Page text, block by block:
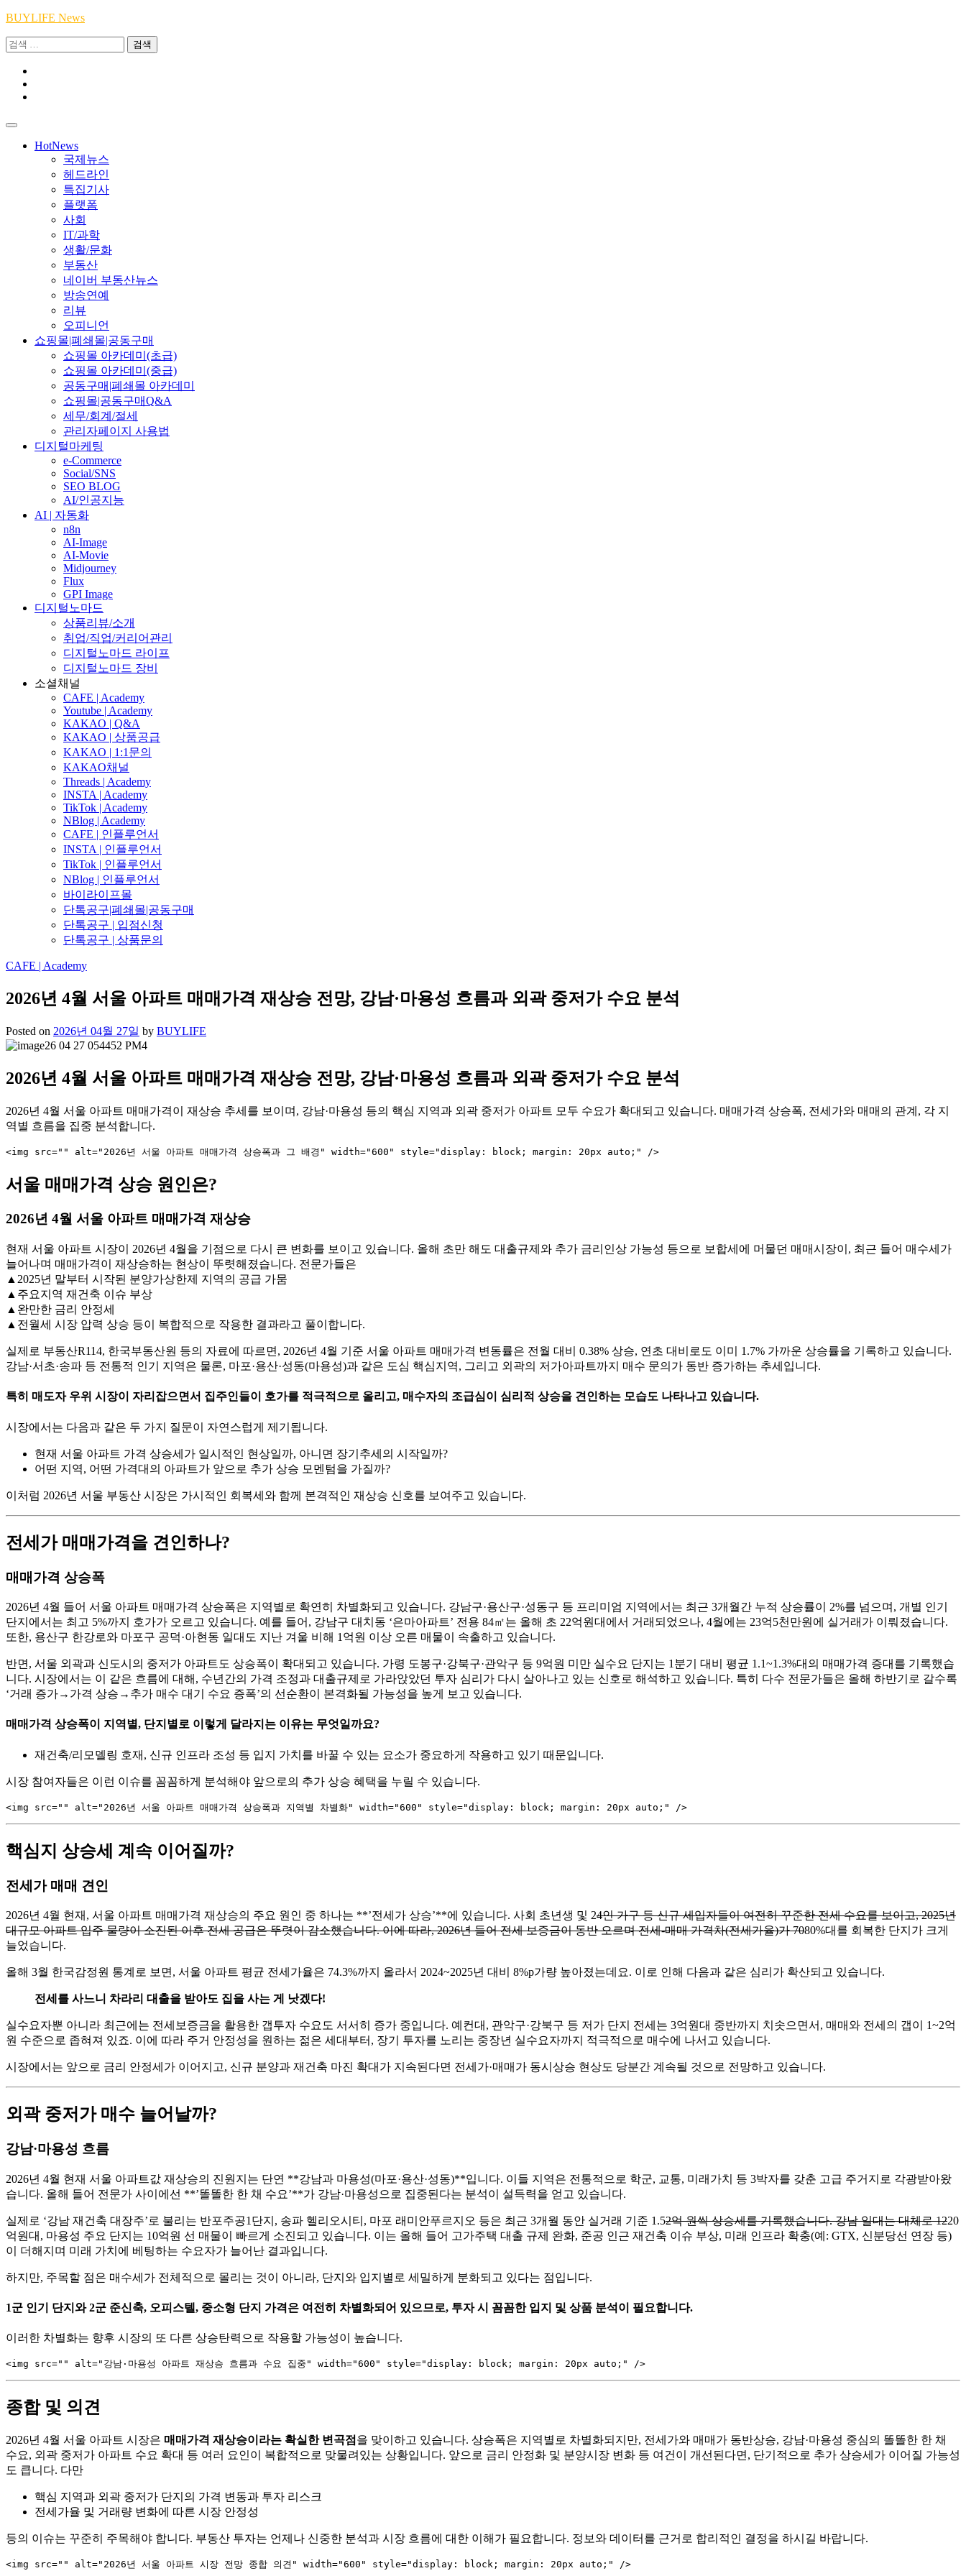
Skip
content
BUYLIFE News
검
HotNews
국제뉴스
헤드라인
특집기사
플랫폼
사회
IT/과학
생활/문화
부동산
네이버 부동산뉴스
방송연예
리뷰
오피니언
쇼핑몰|폐쇄몰|공동구매
쇼핑몰 아카데미(초급)
쇼핑몰 아카데미(중급)
공동구매|폐쇄몰 아카데미
쇼핑몰|공동구매Q&A
세무/회계/절세
관리자페이지 사용법
디지털마케팅
e-Commerce
Social/SNS
SEO BLOG
AI/인공지능
AI | 자동화
n8n
AI-Image
AI-Movie
Midjourney
Flux
GPI Image
디지털노마드
상품리뷰/소개
취업/직업/커리어관리
디지털노마드 라이프
디지털노마드 장비
소셜채널
CAFE | Academy
Youtube | Academy
KAKAO | Q&A
KAKAO | 상품공급
KAKAO | 1:1문의
KAKAO채널
Threads | Academy
INSTA | Academy
TikTok | Academy
NBlog | Academy
CAFE | 인플루언서
INSTA | 인플루언서
TikTok | 인플루언서
NBlog | 인플루언서
바이라이프몰
단톡공구|폐쇄몰|공동구매
단톡공구 | 입점신청
단톡공구 | 상품문의
CAFE | Academy
2026년 4월 서울 아파트 매매가격 재상승 전망, 강남·마용성 흐름과 외곽 중저가 수요 분석
Posted on 2026년 04월 27일 by BUYLIFE
2026년 4월 서울 아파트 매매가격 재상승 전망, 강남·마용성 흐름과 외곽 중저가 수요 분석
2026년 4월 서울 아파트 매매가격이 재상승 추세를 보이며, 강남·마용성 등의 핵심 지역과 외곽 중저가 아파트 모두 수요가 확대되고 있습니다. 매매가격 상승폭, 전세가와 매매의 관계, 각 지
역별 흐름을 집중 분석합니다.
서울 매매가격 상승 원인은?
2026년 4월 서울 아파트 매매가격 재상승
현재 서울 아파트 시장이 2026년 4월을 기점으로 다시 큰 변화를 보이고 있습니다. 올해 초만 해도 대출규제와 추가 금리인상 가능성 등으로 보합세에 머물던 매매시장이, 최근 들어 매수세가
늘어나며 매매가격이 재상승하는 현상이 뚜렷해졌습니다. 전문가들은
▲2025년 말부터 시작된 분양가상한제 지역의 공급 가뭄
▲주요지역 재건축 이슈 부상
▲완만한 금리 안정세
▲전월세 시장 압력 상승 등이 복합적으로 작용한 결과라고 풀이합니다.
실제로 부동산R114, 한국부동산원 등의 자료에 따르면, 2026년 4월 기준 서울 아파트 매매가격 변동률은 전월 대비 0.38% 상승, 연초 대비로도 이미 1.7% 가까운 상승률을 기록하고 있습니다.
강남·서초·송파 등 전통적 인기 지역은 물론, 마포·용산·성동(마용성)과 같은 도심 핵심지역, 그리고 외곽의 저가아파트까지 매수 문의가 동반 증가하는 추세입니다.
특히 매도자 우위 시장이 자리잡으면서 집주인들이 호가를 적극적으로 올리고, 매수자의 조급심이 심리적 상승을 견인하는 모습도 나타나고 있습니다.
시장에서는 다음과 같은 두 가지 질문이 자연스럽게 제기됩니다.
현재 서울 아파트 가격 상승세가 일시적인 현상일까, 아니면 장기추세의 시작일까?
어떤 지역, 어떤 가격대의 아파트가 앞으로 추가 상승 모멘텀을 가질까?
이처럼 2026년 서울 부동산 시장은 가시적인 회복세와 함께 본격적인 재상승 신호를 보여주고 있습니다.
전세가 매매가격을 견인하나?
매매가격 상승폭
2026년 4월 들어 서울 아파트 매매가격 상승폭은 지역별로 확연히 차별화되고 있습니다. 강남구·용산구·성동구 등 프리미엄 지역에서는 최근 3개월간 누적 상승률이 2%를 넘으며, 개별 인기
단지에서는 최고 5%까지 호가가 오르고 있습니다. 예를 들어, 강남구 대치동 ‘은마아파트’ 전용 84㎡는 올해 초 22억원대에서 거래되었으나, 4월에는 23억5천만원에 실거래가 이뤄졌습니다.
또한, 용산구 한강로와 마포구 공덕·아현동 일대도 지난 겨울 비해 1억원 이상 오른 매물이 속출하고 있습니다.
반면, 서울 외곽과 신도시의 중저가 아파트도 상승폭이 확대되고 있습니다. 가령 도봉구·강북구·관악구 등 9억원 미만 실수요 단지는 1분기 대비 평균 1.1~1.3%대의 매매가격 증대를 기록했습
니다. 시장에서는 이 같은 흐름에 대해, 수년간의 가격 조정과 대출규제로 가라앉았던 투자 심리가 다시 살아나고 있는 신호로 해석하고 있습니다. 특히 다수 전문가들은 올해 하반기로 갈수록
‘거래 증가→가격 상승→추가 매수 대기 수요 증폭’의 선순환이 본격화될 가능성을 높게 보고 있습니다.
매매가격 상승폭이 지역별, 단지별로 이렇게 달라지는 이유는 무엇일까요?
재건축/리모델링 호재, 신규 인프라 조성 등 입지 가치를 바꿀 수 있는 요소가 중요하게 작용하고 있기 때문입니다.
시장 참여자들은 이런 이슈를 꼼꼼하게 분석해야 앞으로의 추가 상승 혜택을 누릴 수 있습니다.
핵심지 상승세 계속 이어질까?
전세가 매매 견인
2026년 4월 현재, 서울 아파트 매매가격 재상승의 주요 원인 중 하나는 **’전세가 상승’**에 있습니다. 사회 초년생 및 24인 가구 등 신규 세입자들이 여전히 꾸준한 전세 수요를 보이고, 2025년
대규모 아파트 입주 물량이 소진된 이후 전세 공급은 뚜렷이 감소했습니다. 이에 따라, 2026년 들어 전세 보증금이 동반 오르며 전세-매매 가격차(전세가율)가 7080%대를 회복한 단지가 크게
늘었습니다.
올해 3월 한국감정원 통계로 보면, 서울 아파트 평균 전세가율은 74.3%까지 올라서 2024~2025년 대비 8%p가량 높아졌는데요. 이로 인해 다음과 같은 심리가 확산되고 있습니다.
전세를 사느니 차라리 대출을 받아도 집을 사는 게 낫겠다!
실수요자뿐 아니라 최근에는 전세보증금을 활용한 갭투자 수요도 서서히 증가 중입니다. 예컨대, 관악구·강북구 등 저가 단지 전세는 3억원대 중반까지 치솟으면서, 매매와 전세의 갭이 1~2억
원 수준으로 좁혀져 있죠. 이에 따라 주거 안정성을 원하는 젊은 세대부터, 장기 투자를 노리는 중장년 실수요자까지 적극적으로 매수에 나서고 있습니다.
시장에서는 앞으로 금리 안정세가 이어지고, 신규 분양과 재건축 마진 확대가 지속된다면 전세가·매매가 동시상승 현상도 당분간 계속될 것으로 전망하고 있습니다.
외곽 중저가 매수 늘어날까?
강남·마용성 흐름
2026년 4월 현재 서울 아파트값 재상승의 진원지는 단연 **강남과 마용성(마포·용산·성동)**입니다. 이들 지역은 전통적으로 학군, 교통, 미래가치 등 3박자를 갖춘 고급 주거지로 각광받아왔
습니다. 올해 들어 전문가 사이에선 **’똘똘한 한 채 수요’**가 강남·마용성으로 집중된다는 분석이 설득력을 얻고 있습니다.
실제로 ‘강남 재건축 대장주’로 불리는 반포주공1단지, 송파 헬리오시티, 마포 래미안푸르지오 등은 최근 3개월 동안 실거래 기준 1.52억 원씩 상승세를 기록했습니다. 강남 일대는 대체로 1220
억원대, 마용성 주요 단지는 10억원 선 매물이 빠르게 소진되고 있습니다. 이는 올해 들어 고가주택 대출 규제 완화, 준공 인근 재건축 이슈 부상, 미래 인프라 확충(예: GTX, 신분당선 연장 등)
이 더해지며 미래 가치에 베팅하는 수요자가 늘어난 결과입니다.
하지만, 주목할 점은 매수세가 전체적으로 몰리는 것이 아니라, 단지와 입지별로 세밀하게 분화되고 있다는 점입니다.
1군 인기 단지와 2군 준신축, 오피스텔, 중소형 단지 가격은 여전히 차별화되어 있으므로, 투자 시 꼼꼼한 입지 및 상품 분석이 필요합니다.
이러한 차별화는 향후 시장의 또 다른 상승탄력으로 작용할 가능성이 높습니다.
종합 및 의견
2026년 4월 서울 아파트 시장은 매매가격 재상승이라는 확실한 변곡점 을 맞이하고 있습니다. 상승폭은 지역별로 차별화되지만, 전세가와 매매가 동반상승, 강남·마용성 중심의 똘똘한 한 채
수요, 외곽 중저가 아파트 수요 확대 등 여러 요인이 복합적으로 맞물려있는 상황입니다. 앞으로 금리 안정화 및 분양시장 변화 등 여건이 개선된다면, 단기적으로 추가 상승세가 이어질 가능성
도 큽니다. 다만
핵심 지역과 외곽 중저가 단지의 가격 변동과 투자 리스크
전세가율 및 거래량 변화에 따른 시장 안정성
등의 이슈는 꾸준히 주목해야 합니다. 부동산 투자는 언제나 신중한 분석과 시장 흐름에 대한 이해가 필요합니다. 정보와 데이터를 근거로 합리적인 결정을 하시길 바랍니다.